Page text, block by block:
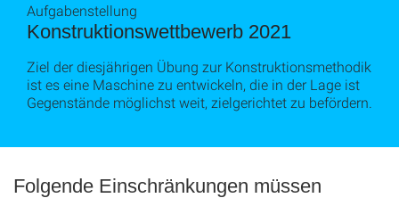
Konstruktionswettbewerb 2021
Aufgabenstellung
Ziel der diesjährigen Übung zur Konstruktionsmethodik
ist es eine Maschine zu entwickeln, die in der Lage ist
Gegenstände möglichst weit, zielgerichtet zu befördern.
Folgende Einschränkungen müssen